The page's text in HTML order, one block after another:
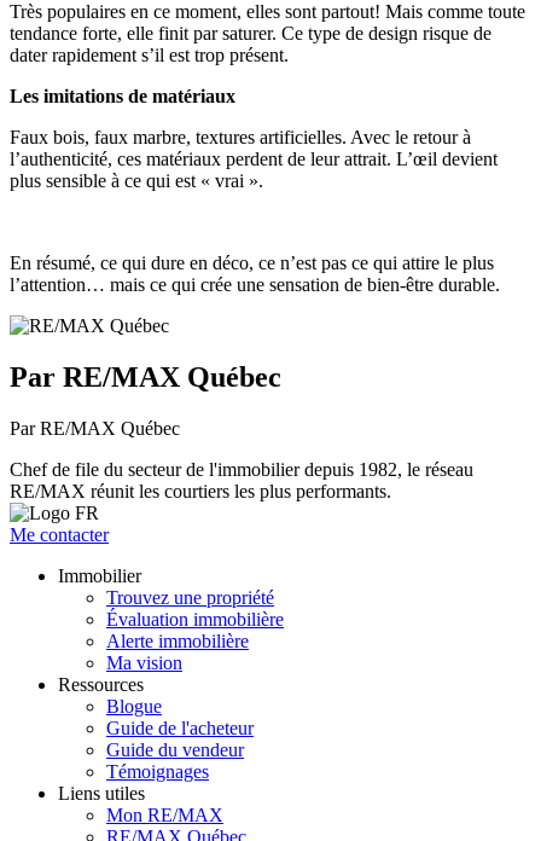
Très populaires en ce moment, elles sont partout! Mais comme toute
tendance forte, elle finit par saturer. Ce type de design risque de
dater rapidement s’il est trop présent.
Les imitations de matériaux
Faux bois, faux marbre, textures artificielles. Avec le retour à
l’authenticité, ces matériaux perdent de leur attrait. L’œil devient
plus sensible à ce qui est « vrai ».
En résumé, ce qui dure en déco, ce n’est pas ce qui attire le plus
l’attention… mais ce qui crée une sensation de bien-être durable.
Par RE/MAX Québec
Par RE/MAX Québec
Chef de file du secteur de l'immobilier depuis 1982, le réseau
RE/MAX réunit les courtiers les plus performants.
Me contacter
Immobilier
Trouvez une propriété
Évaluation immobilière
Alerte immobilière
Ma vision
Ressources
Blogue
Guide de l'acheteur
Guide du vendeur
Témoignages
Liens utiles
Mon RE/MAX
RE/MAX Québec